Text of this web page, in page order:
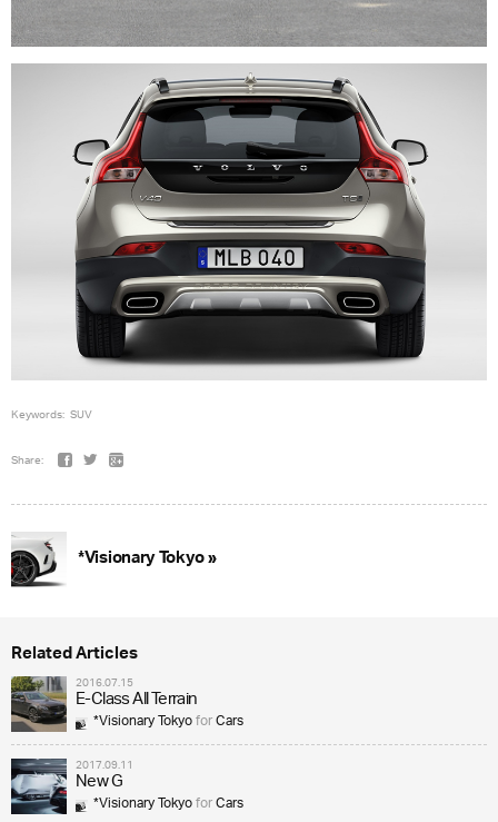
Keywords: SUV
Share:
*Visionary Tokyo »
Related Articles
2016.07.15
E-Class All Terrain
*Visionary TokyoforCars
2017.09.11
New G
*Visionary TokyoforCars